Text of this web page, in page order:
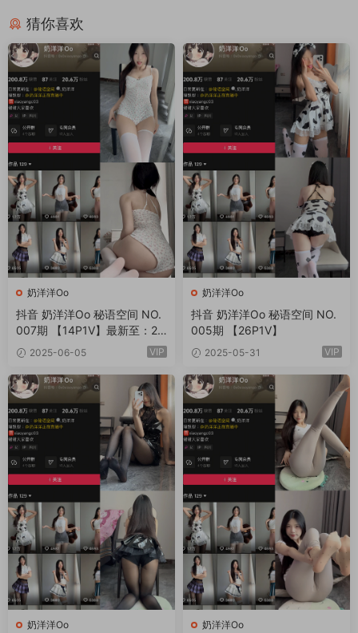
猜你喜欢
奶洋洋Oo
抖音 奶洋洋Oo 秘语空间 NO.
007期 【14P1V】最新至：20
25.6.8
2025-06-05 VIP
奶洋洋Oo
抖音 奶洋洋Oo 秘语空间 NO.
005期 【26P1V】
2025-05-31 VIP
奶洋洋Oo 奶洋洋Oo